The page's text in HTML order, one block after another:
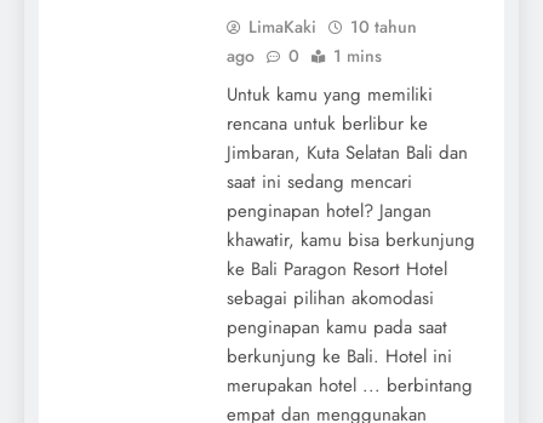
LimaKaki
10 tahun
ago
0 1 mins
Untuk kamu yang memiliki
rencana untuk berlibur ke
Jimbaran, Kuta Selatan Bali dan
saat ini sedang mencari
penginapan hotel? Jangan
khawatir, kamu bisa berkunjung
ke Bali Paragon Resort Hotel
sebagai pilihan akomodasi
penginapan kamu pada saat
berkunjung ke Bali. Hotel ini
merupakan hotel ... berbintang
empat dan menggunakan